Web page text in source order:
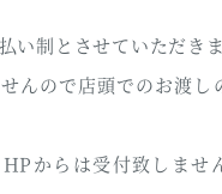
い制とさせていただきま
んので店頭でのお渡し
からは受付致しませ